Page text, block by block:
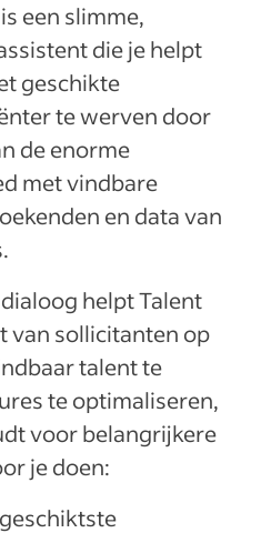
een slimme,
die je helpt
geschikte
te werven door
de enorme
met vindbare
en data van
helpt Talent
van sollicitanten op
talent te
te optimaliseren,
voor belangrijkere
je doen: